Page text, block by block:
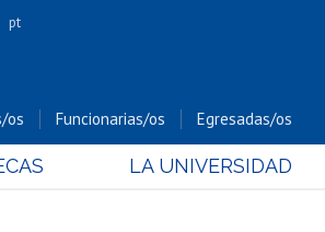
pt
os Funcionarias/os Egresadas/os
LA UNIVERSIDAD